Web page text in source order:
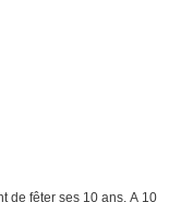
de fêter ses 10 ans. A 10